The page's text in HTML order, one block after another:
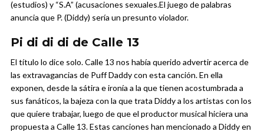
(estudios) y “S.A” (acusaciones sexuales.El juego de palabras
anuncia que P. (Diddy) sería un presunto violador.
Pi di di di de Calle 13
El título lo dice solo. Calle 13 nos había querido advertir acerca de
las extravagancias de Puff Daddy con esta canción. En ella
exponen, desde la sátira e ironía a la que tienen acostumbrada a
sus fanáticos, la bajeza con la que trata Diddy a los artistas con los
que quiere trabajar, luego de que el productor musical hiciera una
propuesta a Calle 13.Estas canciones han mencionado a Diddy en